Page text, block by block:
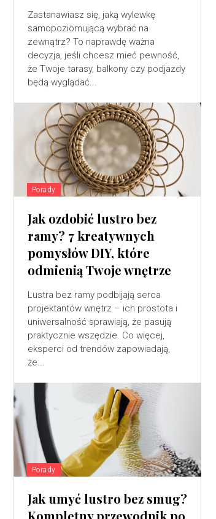
Zastanawiasz się, jaką wylewkę
samopoziomującą wybrać na
zewnątrz? To naprawdę ważna
decyzja, jeśli chcesz mieć pewność,
że Twoje tarasy, balkony czy podjazdy
będą wyglądać...
Porady
Jak ozdobić lustro bez
ramy? 7 kreatywnych
pomysłów DIY, które
odmienią Twoje wnętrze
Lustra bez ramy podbijają serca
projektantów wnętrz – ich prostota i
uniwersalność sprawiają, że pasują
praktycznie wszędzie. Co więcej,
eksperci od trendów zapowiadają,
że...
Porady
Jak umyć lustro bez smug?